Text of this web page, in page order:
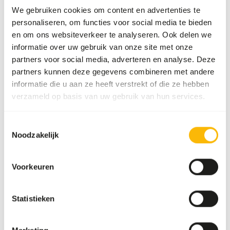
We gebruiken cookies om content en advertenties te
personaliseren, om functies voor social media te bieden
en om ons websiteverkeer te analyseren. Ook delen we
informatie over uw gebruik van onze site met onze
partners voor social media, adverteren en analyse. Deze
partners kunnen deze gegevens combineren met andere
informatie die u aan ze heeft verstrekt of die ze hebben
verzameld op basis van uw gebruik van hun services.
Noodzakelijk
Voorkeuren
Statistieken
Deze hoge kwaliteit ratten kunnen onder andere gebruikt
worden voor het dieet van roofvogels, reptielen en andere
carnivoren.
Analytische bestanddelen
Eiwit
14,7%
Productsheet